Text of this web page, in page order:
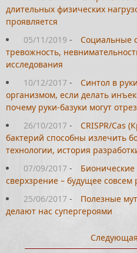
длительных физических
проявляется
05/11/2019 -
Социальные
тревожность,
исследования
10/12/2017 -
Синтол в
организмом, если делать
почему руки-базуки могут
26/10/2017 -
CRISPR/Cas
бактерий способны излечить
технологии, история
07/09/2017 -
сверхзрение – будущее совсем
25/06/2017 -
Полезные
делают нас супергероями